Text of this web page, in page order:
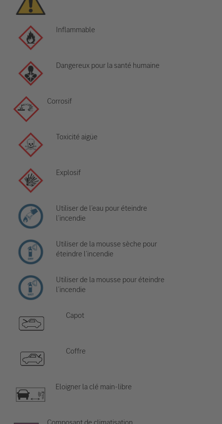
Inflammable
Dangereux pour la santé humaine
Corrosif
Toxicité aigüe
Explosif
Utiliser de l’eau pour éteindre
l’incendie
Utiliser de la mousse sèche pour
éteindre l’incendie
Utiliser de la mousse pour éteindre
l’incendie
Capot
Coffre
Eloigner la clé main-libre